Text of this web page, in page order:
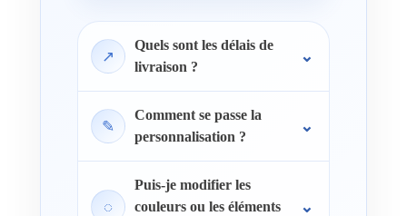
↗
Quels sont les délais de
livraison ?
✎
Comment se passe la
personnalisation ?
◌
Puis-je modifier les
couleurs ou les éléments